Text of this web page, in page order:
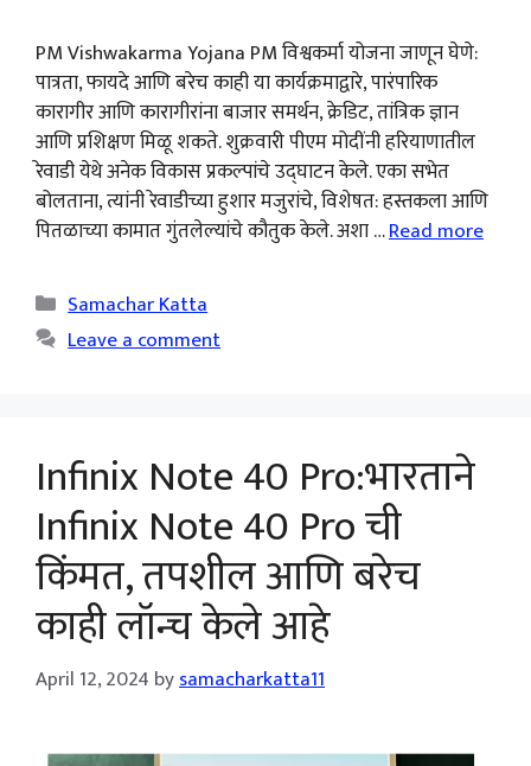
PM Vishwakarma Yojana PM विश्वकर्मा योजना जाणून घेणे:
पात्रता, फायदे आणि बरेच काही या कार्यक्रमाद्वारे, पारंपारिक
कारागीर आणि कारागीरांना बाजार समर्थन, क्रेडिट, तांत्रिक ज्ञान
आणि प्रशिक्षण मिळू शकते. शुक्रवारी पीएम मोदींनी हरियाणातील
रेवाडी येथे अनेक विकास प्रकल्पांचे उद्घाटन केले. एका सभेत
बोलताना, त्यांनी रेवाडीच्या हुशार मजुरांचे, विशेषत: हस्तकला आणि
पितळाच्या कामात गुंतलेल्यांचे कौतुक केले. अशा …Read more
Categories
Samachar Katta
Leave a comment
Infinix Note 40 Pro:भारताने
Infinix Note 40 Pro ची
किंमत, तपशील आणि बरेच
काही लॉन्च केले आहे
April 12, 2024 bysamacharkatta11